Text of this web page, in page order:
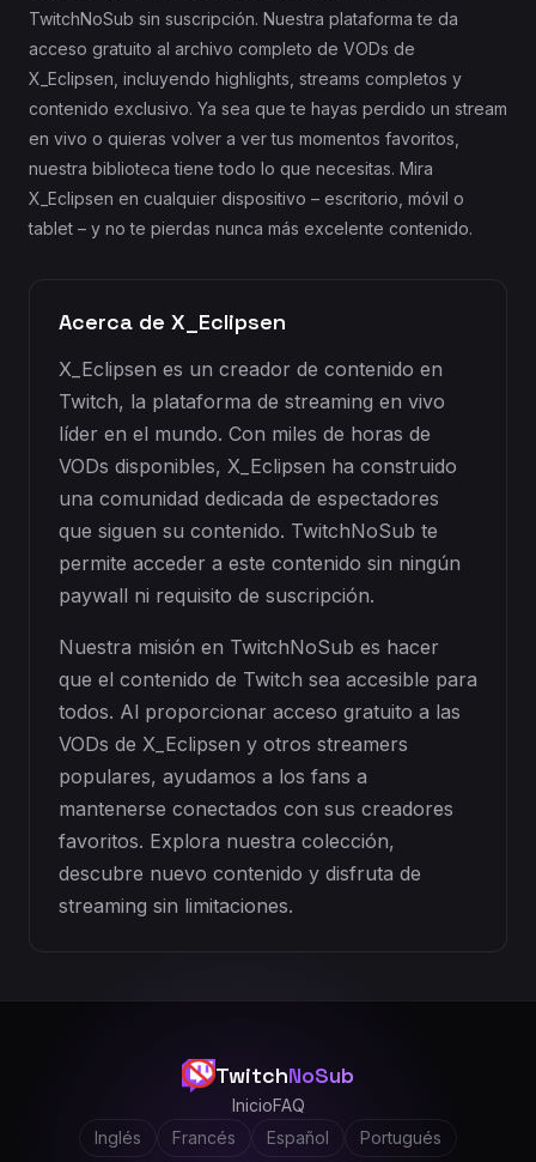
TwitchNoSub sin suscripción. Nuestra plataforma te da
acceso gratuito al archivo completo de VODs de
X_Eclipsen, incluyendo highlights, streams completos y
contenido exclusivo. Ya sea que te hayas perdido un stream
en vivo o quieras volver a ver tus momentos favoritos,
nuestra biblioteca tiene todo lo que necesitas. Mira
X_Eclipsen en cualquier dispositivo – escritorio, móvil o
tablet – y no te pierdas nunca más excelente contenido.
Acerca de X_Eclipsen
X_Eclipsen es un creador de contenido en
Twitch, la plataforma de streaming en vivo
líder en el mundo. Con miles de horas de
VODs disponibles, X_Eclipsen ha construido
una comunidad dedicada de espectadores
que siguen su contenido. TwitchNoSub te
permite acceder a este contenido sin ningún
paywall ni requisito de suscripción.
Nuestra misión en TwitchNoSub es hacer
que el contenido de Twitch sea accesible para
todos. Al proporcionar acceso gratuito a las
VODs de X_Eclipsen y otros streamers
populares, ayudamos a los fans a
mantenerse conectados con sus creadores
favoritos. Explora nuestra colección,
descubre nuevo contenido y disfruta de
streaming sin limitaciones.
TwitchNoSub
InicioFAQ
Inglés
Francés Español
Portugués